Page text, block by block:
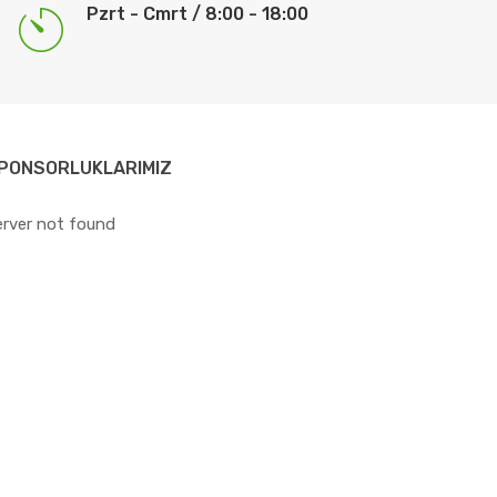
Pzrt - Cmrt / 8:00 - 18:00
not found